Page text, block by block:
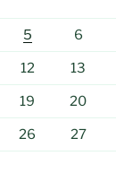
5 6
12 13
19 20
26 27